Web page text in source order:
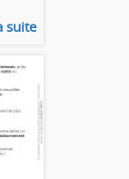
suite